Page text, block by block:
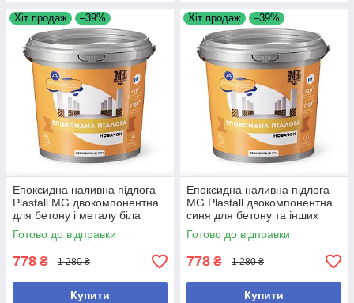
Хіт продаж –39%
Епоксидна наливна підлога
Plastall MG двокомпонентна
для бетону і металу біла
Готово до відправки
778 ₴ 1 280 ₴
Купити
Хіт продаж –39%
Епоксидна наливна підлога
MG Plastall двокомпонентна
синя для бетону та інших
основ
Готово до відправки
778 ₴ 1 280 ₴
Купити